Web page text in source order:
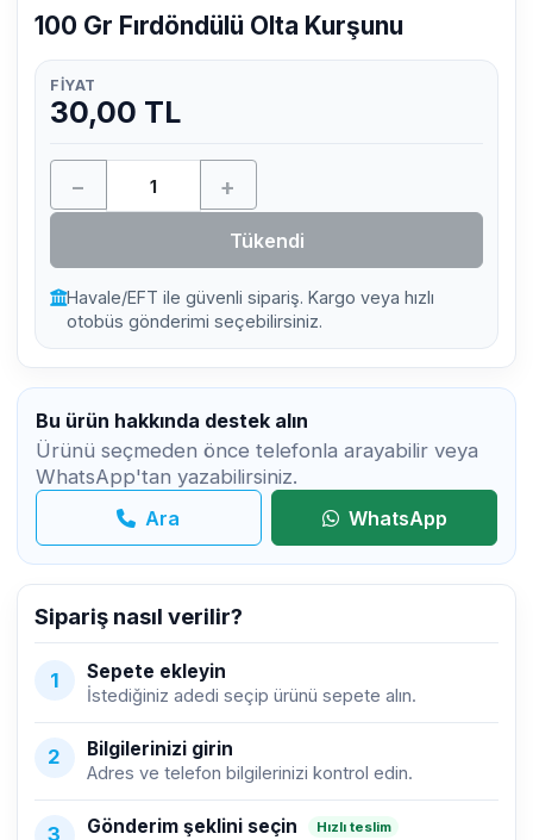
100 Gr Fırdöndülü Olta Kurşunu
FIYAT
30,00 TL
− +
Tükendi
Havale/EFT ile güvenli sipariş. Kargo veya hızlı
otobüs gönderimi seçebilirsiniz.
Bu ürün hakkında destek alın
Ürünü seçmeden önce telefonla arayabilir veya
WhatsApp'tan yazabilirsiniz.
Ara
WhatsApp
Sipariş nasıl verilir?
1 Sepete ekleyin
İstediğiniz adedi seçip ürünü sepete alın.
2 Bilgilerinizi girin
Adres ve telefon bilgilerinizi kontrol edin.
3 Gönderim şeklini seçin Hızlı teslim